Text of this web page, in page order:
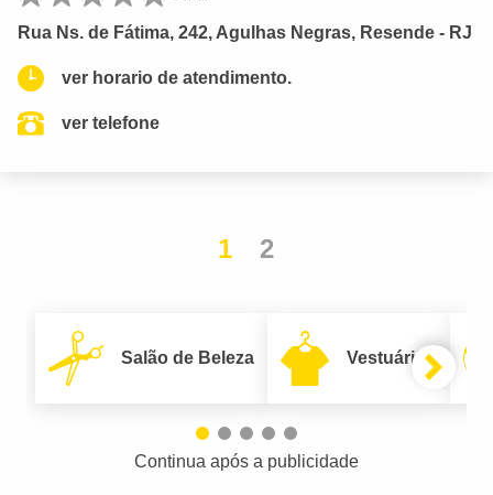
Rua Ns. de Fátima, 242, Agulhas Negras, Resende - RJ
ver horario de atendimento.
ver telefone
1 2
Salão de Beleza Vestuário
Continua após a publicidade